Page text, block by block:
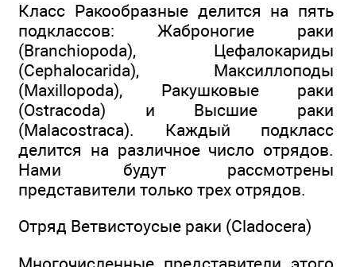
Класс Ракообразные делится на пять
подклассов: Жаброногие раки
(Branchiopoda), Цефалокариды
(Cephalocarida), Максиллоподы
(Maxillopoda), Ракушковые раки
(Ostracoda) и Высшие раки
(Malacostraca). Каждый подкласс
делится на различное число отрядов.
Нами будут рассмотрены
представители только трех отрядов.
Отряд Ветвистоусые раки (Cladocera)